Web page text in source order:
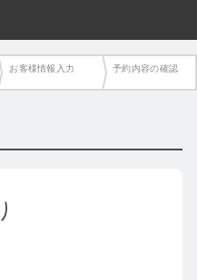
お客様情報入力 予約内容の確認